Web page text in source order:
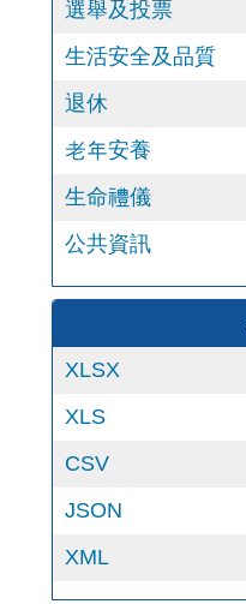
選舉及投票
生活安全及品質
退休
老年安養
生命禮儀
公共資訊
XLSX
XLS
CSV
JSON
XML